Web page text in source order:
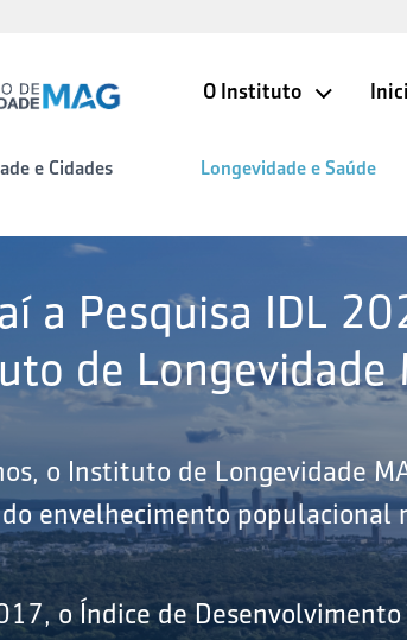
O Instituto
e Cidades Longevidade e Saúde
a Pesquisa IDL
de Longevidade
o Instituto de Longevidade
envelhecimento populacional
o Índice de Desenvolvimento